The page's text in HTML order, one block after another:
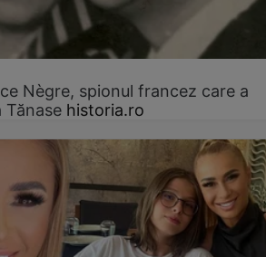
Nègre, spionul francez care a
Tănase historia.ro